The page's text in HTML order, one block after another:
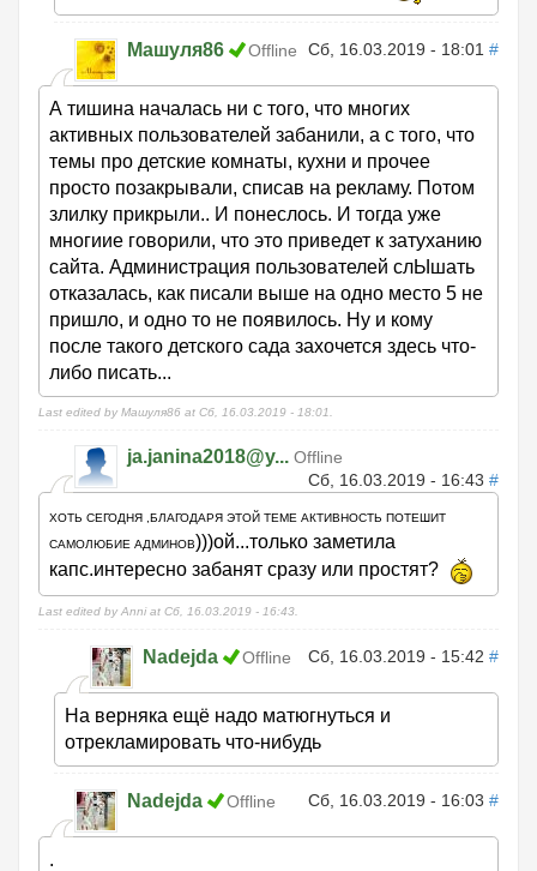
Машуля86 Offline Сб, 16.03.2019 - 18:01 #
А тишина началась ни с того, что многих
активных пользователей забанили, а с того, что
темы про детские комнаты, кухни и прочее
просто позакрывали, списав на рекламу. Потом
злилку прикрыли.. И понеслось. И тогда уже
многиие говорили, что это приведет к затуханию
сайта. Администрация пользователей слЫшать
отказалась, как писали выше на одно место 5 не
пришло, и одно то не появилось. Ну и кому
после такого детского сада захочется здесь что-
либо писать...
Last edited by Машуля86 at Сб, 16.03.2019 - 18:01.
ja.janina2018@y... Offline
Сб, 16.03.2019 - 16:43 #
ХОТЬ СЕГОДНЯ ,БЛАГОДАРЯ ЭТОЙ ТЕМЕ АКТИВНОСТЬ ПОТЕШИТ
САМОЛЮБИЕ АДМИНОВ)))ой...только заметила
капс.интересно забанят сразу или простят?
Last edited by Anni at Сб, 16.03.2019 - 16:43.
Nadejda Offline Сб, 16.03.2019 - 15:42 #
На верняка ещё надо матюгнуться и
отрекламировать что-нибудь
Nadejda Offline Сб, 16.03.2019 - 16:03 #
.